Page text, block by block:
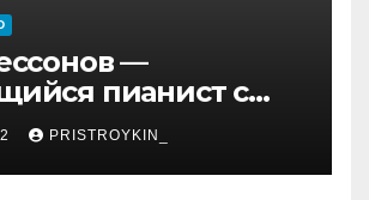
—
пианист с
талантом и
PRISTROYKIN_